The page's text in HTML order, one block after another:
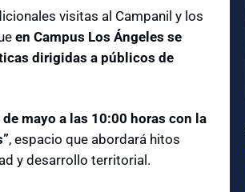
visitas al Campanil y los
en Campus Los Ángeles se
dirigidas a públicos de
mayo a las 10:00 horas con la
, espacio que abordará hitos
y desarrollo territorial.